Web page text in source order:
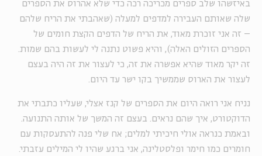
באיזשהו שלב ספרים מכריכה רכה כדי שלא אהרוס את הספרים
שלה שאותם העבירה למדפים למעלה (שאהבתי את הריח שלהם
– זה אני זוכרת מאוד, את הריח של הדפים הקצת חומים של
הספרים הזולים האלה), והיא פשוט נתנה לי לעשות בהם שמות.
זה יקר מאוד שהיא אפשרה את זה, כי לעצור את זה היה בעצם
לעצור את הארוס שממשיך בקו ישר עד היום.
נניח אני רואה היום את הספרים של קנז אצלי, שעליו כתבתי את
הדוקטורט, איך שהם נראים. בעצם זה המשך של אותה התנועה.
ובאמת כנראה אולי חיכיתי למלים; אח שלי פנה להתעסקות עם
חומרים כמו חימר ופלסטלינה, אני ברגע שהיו לי המילים עזבתי.